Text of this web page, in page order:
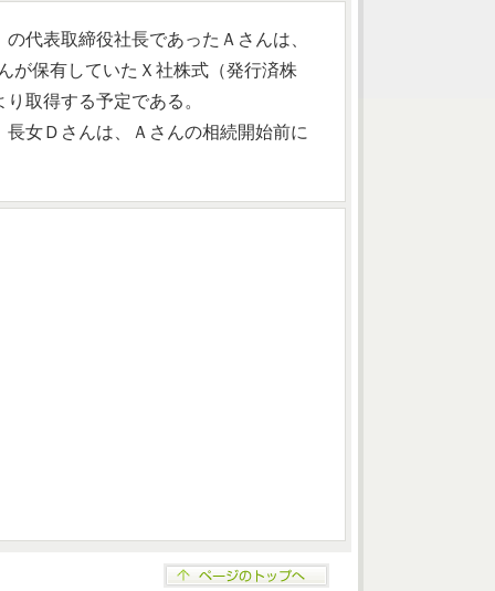
代表取締役社長であったＡさんは、
が保有していたＸ社株式（発行済株
取得する予定である。
女Ｄさんは、Ａさんの相続開始前に